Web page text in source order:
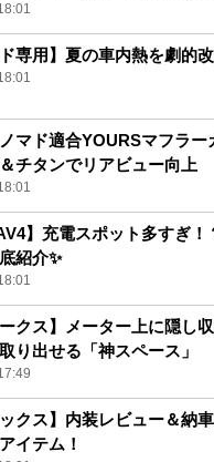
ド専用】夏の車内熱を劇的改
マド適合YOURSマフラー
チタンでリアビュー向上
】充電スポット多すぎ
紹介✨
ークス】メーター上に隠し
り出せる「神スペース」
ックス】内装レビュー＆納
イテム！